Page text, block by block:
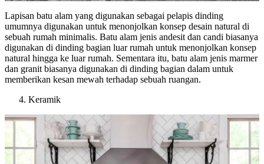
Lapisan batu alam yang digunakan sebagai pelapis dinding
umumnya digunakan untuk menonjolkan konsep desain natural di
sebuah rumah minimalis. Batu alam jenis andesit dan candi biasanya
digunakan di dinding bagian luar rumah untuk menonjolkan konsep
natural hingga ke luar rumah. Sementara itu, batu alam jenis marmer
dan granit biasanya digunakan di dinding bagian dalam untuk
memberikan kesan mewah terhadap sebuah ruangan.
Keramik